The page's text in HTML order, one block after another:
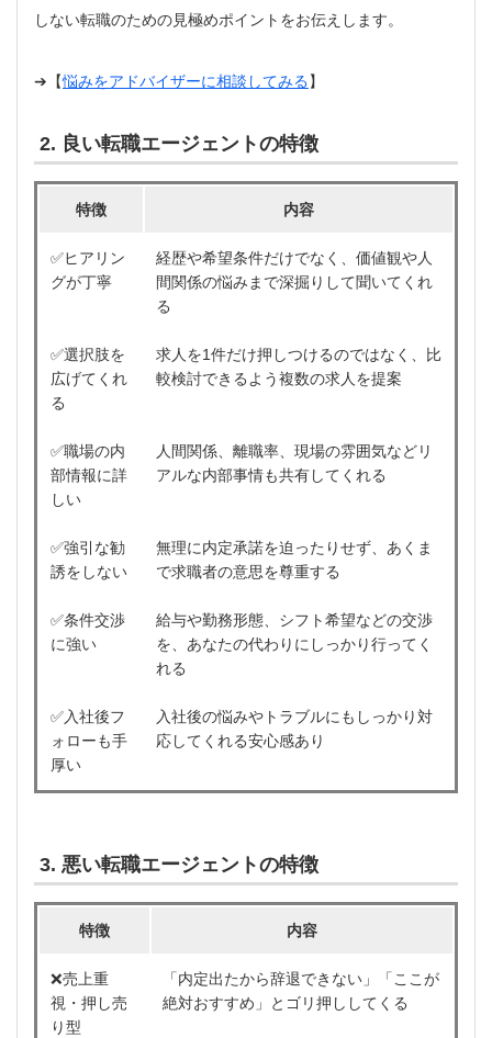
しない転職のための見極めポイントをお伝えします。
➔【悩みをアドバイザーに相談してみる】
2. 良い転職エージェントの特徴
特徴 内容
✅ヒアリン
グが丁寧
経歴や希望条件だけでなく、価値観や人
間関係の悩みまで深掘りして聞いてくれ
る
✅選択肢を
広げてくれ
る
求人を1件だけ押しつけるのではなく、比
較検討できるよう複数の求人を提案
✅職場の内
部情報に詳
しい
人間関係、離職率、現場の雰囲気などリ
アルな内部事情も共有してくれる
✅強引な勧
誘をしない
無理に内定承諾を迫ったりせず、あくま
で求職者の意思を尊重する
✅条件交渉
に強い
給与や勤務形態、シフト希望などの交渉
を、あなたの代わりにしっかり行ってく
れる
✅入社後フ
ォローも手
厚い
入社後の悩みやトラブルにもしっかり対
応してくれる安心感あり
3. 悪い転職エージェントの特徴
特徴 内容
❌売上重
視・押し売
り型
「内定出たから辞退できない」「ここが
絶対おすすめ」とゴリ押ししてくる